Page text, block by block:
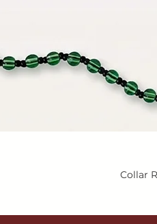
Collar